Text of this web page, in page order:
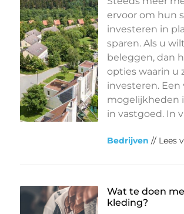
ervoor om hun
investeren in
sparen. Als u
beleggen, dan
opties waarin u
investeren. Een
mogelijkheden
in vastgoed. In
Bedrijven // Lees
Wat te doen
kleding?